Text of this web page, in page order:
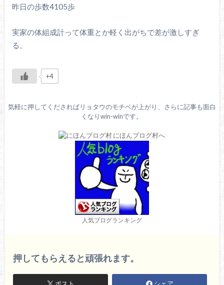
昨日の歩数4105歩
実家の体組成計って体重とか軽く出がちで差が激しすぎ
る。
+4
気軽に押してくださればリョタウのモチベが上がり、さらに記事も面白
くなりwin-winです。
人気ブログランキング
押してもらえると頑張れます。